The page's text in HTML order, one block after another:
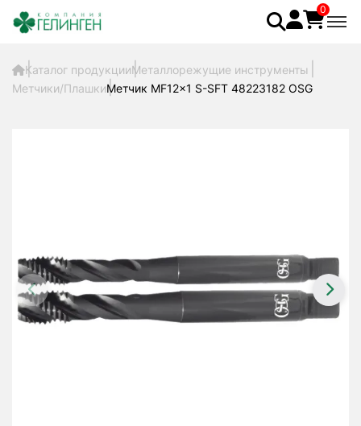
0
Каталог продукцииМеталлорежущие инструменты
Метчики/ПлашкиМетчик MF12x1 S-SFT 48223182 OSG